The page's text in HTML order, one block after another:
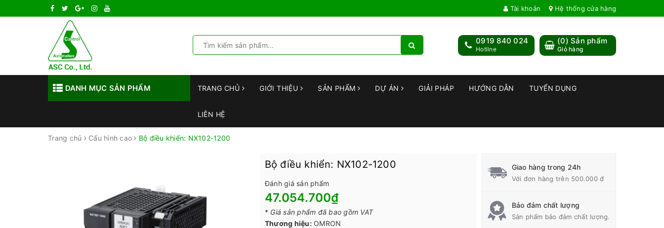
Tài khoản Hệ thống cửa hàng
(0) Sản phẩm
Giỏ hàng
0919 840 024
Hotline
DANH MỤC SẢN PHẨM TRANG CHỦ GIỚI THIỆU SẢN PHẨM DỰ ÁN GIẢI PHÁP HƯỚNG DẪN TUYỂN DỤNG
LIÊN HỆ
Trang chủ Cấu hình cao Bộ điều khiển: NX102-1200
Bộ điều khiển: NX102-1200
Đánh giá sản phẩm
47.054.700₫
* Giá sản phẩm đã bao gồm VAT
Thương hiệu: OMRON
Giao hàng trong 24h
Với đơn hàng trên 500.000 đ
Bảo đảm chất lượng
Sản phẩm bảo đảm chất lượng.